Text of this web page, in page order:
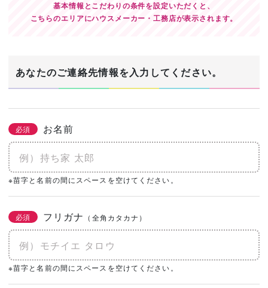
基本情報とこだわりの条件を設定いただくと、
こちらのエリアにハウスメーカー・工務店が表示されます。
あなたのご連絡先情報を入力してください。
必須 お名前
※苗字と名前の間にスペースを空けてください。
必須 フリガナ （全角カタカナ）
※苗字と名前の間にスペースを空けてください。